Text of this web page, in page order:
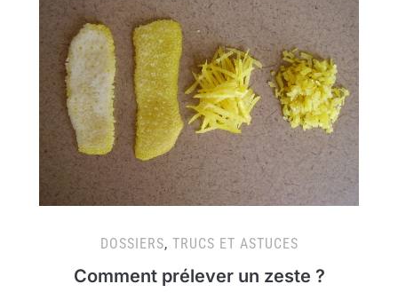
DOSSIERS, TRUCS ET ASTUCES
Comment prélever un zeste ?